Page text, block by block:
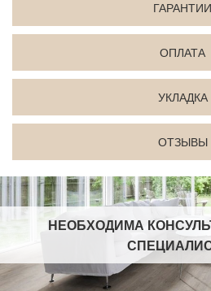
ГАРАНТИИ
ОПЛАТА
УКЛАДКА
ОТЗЫВЫ
НЕОБХОДИМА